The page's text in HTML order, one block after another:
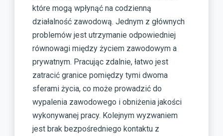
które mogą wpłynąć na codzienną
działalność zawodową. Jednym z głównych
problemów jest utrzymanie odpowiedniej
równowagi między życiem zawodowym a
prywatnym. Pracując zdalnie, łatwo jest
zatracić granice pomiędzy tymi dwoma
sferami życia, co może prowadzić do
wypalenia zawodowego i obniżenia jakości
wykonywanej pracy. Kolejnym wyzwaniem
jest brak bezpośredniego kontaktu z